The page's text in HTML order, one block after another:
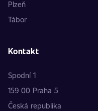
Plzeň
Tábor
Kontakt
Spodní 1
159 00 Praha 5
Česká republika